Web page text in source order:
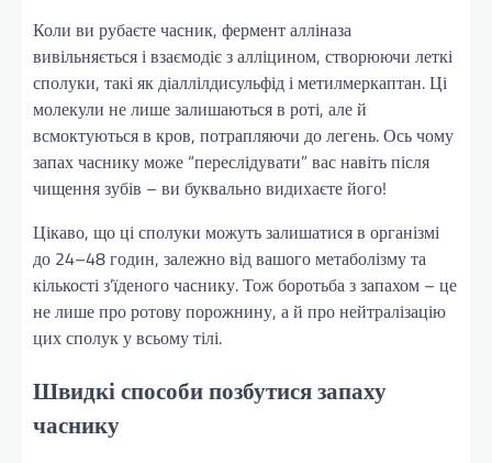
Коли ви рубаєте часник, фермент алліназа
вивільняється і взаємодіє з алліцином, створюючи леткі
сполуки, такі як діаллілдисульфід і метилмеркаптан. Ці
молекули не лише залишаються в роті, але й
всмоктуються в кров, потрапляючи до легень. Ось чому
запах часнику може “переслідувати” вас навіть після
чищення зубів – ви буквально видихаєте його!
Цікаво, що ці сполуки можуть залишатися в організмі
до 24–48 годин, залежно від вашого метаболізму та
кількості з’їденого часнику. Тож боротьба з запахом – це
не лише про ротову порожнину, а й про нейтралізацію
цих сполук у всьому тілі.
Швидкі способи позбутися запаху
часнику